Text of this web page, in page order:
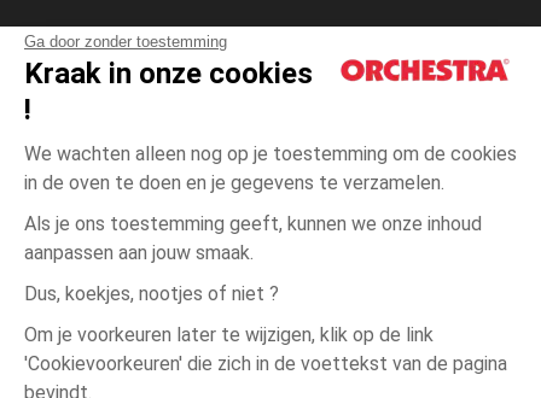
Ga door zonder toestemming
Kraak in onze cookies
!
We wachten alleen nog op je toestemming om de cookies
in de oven te doen en je gegevens te verzamelen.
Als je ons toestemming geeft, kunnen we onze inhoud
aanpassen aan jouw smaak.
Dus, koekjes, nootjes of niet ?
Om je voorkeuren later te wijzigen, klik op de link
'Cookievoorkeuren' die zich in de voettekst van de pagina
bevindt.
Roze Roze
3
Algemene verkoopsvoorwaarden
Wettelijke bepalingen
Persoonsgegevens